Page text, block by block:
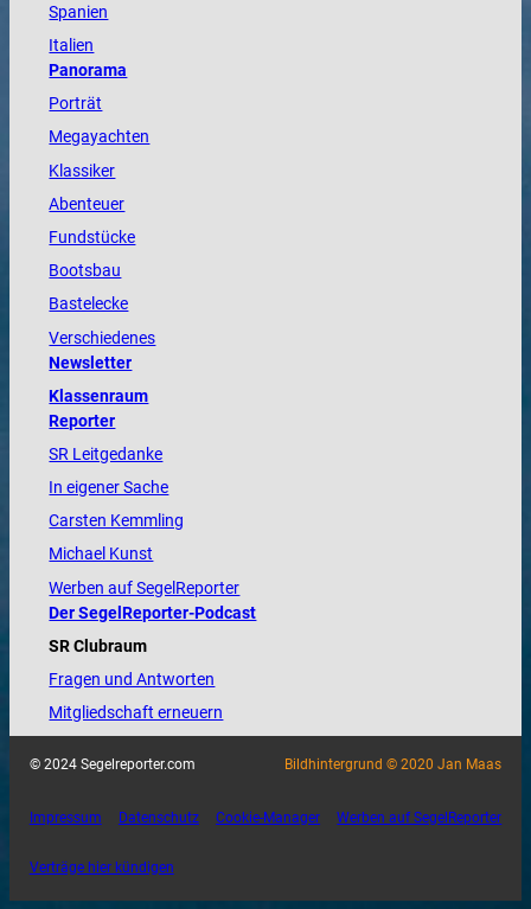
Spanien
Italien
Panorama
Porträt
Megayachten
Klassiker
Abenteuer
Fundstücke
Bootsbau
Bastelecke
Verschiedenes
Newsletter
Klassenraum
Reporter
SR Leitgedanke
In eigener Sache
Carsten Kemmling
Michael Kunst
Werben auf SegelReporter
Der SegelReporter-Podcast
SR Clubraum
Fragen und Antworten
Mitgliedschaft erneuern
© 2024 Segelreporter.com Bildhintergrund © 2020 Jan Maas
Impressum Datenschutz Cookie-Manager Werben auf SegelReporter
Verträge hier kündigen